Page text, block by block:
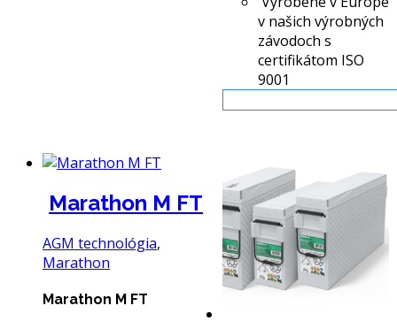
v našich výrobných
závodoch s
certifikátom ISO
9001
Marathon M FT
AGM technológia,
Marathon
Marathon M FT